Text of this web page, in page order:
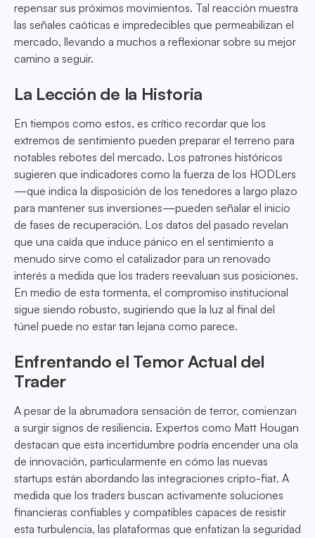
repensar sus próximos movimientos. Tal reacción muestra
las señales caóticas e impredecibles que permeabilizan el
mercado, llevando a muchos a reflexionar sobre su mejor
camino a seguir.
La Lección de la Historia
En tiempos como estos, es crítico recordar que los
extremos de sentimiento pueden preparar el terreno para
notables rebotes del mercado. Los patrones históricos
sugieren que indicadores como la fuerza de los HODLers
—que indica la disposición de los tenedores a largo plazo
para mantener sus inversiones—pueden señalar el inicio
de fases de recuperación. Los datos del pasado revelan
que una caída que induce pánico en el sentimiento a
menudo sirve como el catalizador para un renovado
interés a medida que los traders reevaluan sus posiciones.
En medio de esta tormenta, el compromiso institucional
sigue siendo robusto, sugiriendo que la luz al final del
túnel puede no estar tan lejana como parece.
Enfrentando el Temor Actual del
Trader
A pesar de la abrumadora sensación de terror, comienzan
a surgir signos de resiliencia. Expertos como Matt Hougan
destacan que esta incertidumbre podría encender una ola
de innovación, particularmente en cómo las nuevas
startups están abordando las integraciones cripto-fiat. A
medida que los traders buscan activamente soluciones
financieras confiables y compatibles capaces de resistir
esta turbulencia, las plataformas que enfatizan la seguridad